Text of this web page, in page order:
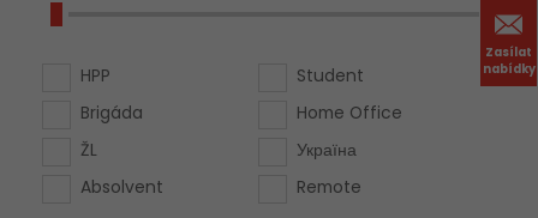
Zasílat
nabídky
HPP
Brigáda
ŽL
Absolvent
Student
Home Office
Україна
Remote